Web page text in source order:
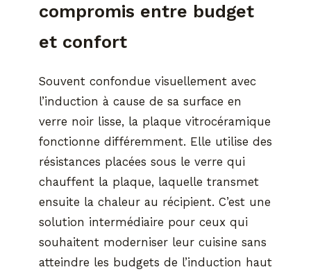
compromis entre budget
et confort
Souvent confondue visuellement avec
l’induction à cause de sa surface en
verre noir lisse, la plaque vitrocéramique
fonctionne différemment. Elle utilise des
résistances placées sous le verre qui
chauffent la plaque, laquelle transmet
ensuite la chaleur au récipient. C’est une
solution intermédiaire pour ceux qui
souhaitent moderniser leur cuisine sans
atteindre les budgets de l’induction haut